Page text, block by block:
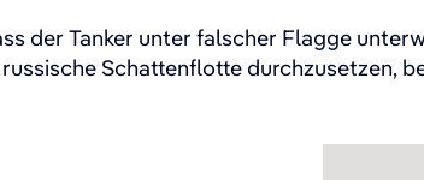
der Tanker unter falscher Flagge
Schattenflotte durchzusetzen,